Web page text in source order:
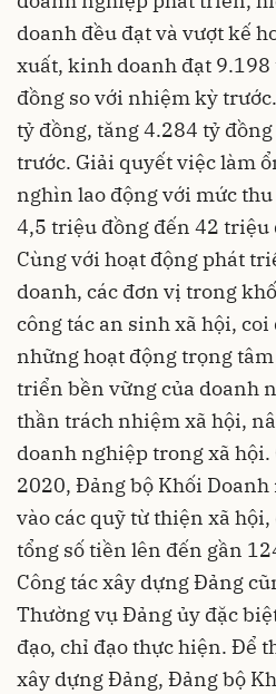
doanh đều đạt và vượt kế
xuất, kinh doanh đạt
đồng so với nhiệm kỳ
tỷ đồng, tăng 4.284 tỷ
trước. Giải quyết việc làm
nghìn lao động với mức
4,5 triệu đồng đến 42
Cùng với hoạt động phát
doanh, các đơn vị trong
công tác an sinh xã hội,
những hoạt động trọng
triển bền vững của doanh
thần trách nhiệm xã hội,
doanh nghiệp trong xã
2020, Đảng bộ Khối
vào các quỹ từ thiện xã
tổng số tiền lên đến gần
Công tác xây dựng Đảng
Thường vụ Đảng ủy đặc
đạo, chỉ đạo thực hiện. Để
xây dựng Đảng, Đảng bộ